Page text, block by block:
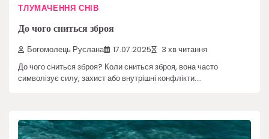
ТЛУМАЧЕННЯ СНІВ
До чого сниться зброя
Богомолець Руслана 17.07.2025 3 хв читання
До чого сниться зброя? Коли сниться зброя, вона часто
символізує силу, захист або внутрішні конфлікти.…